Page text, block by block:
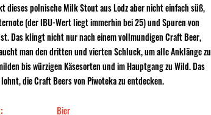
dieses polnische Milk Stout aus Lodz aber nicht einfach süß,
(der IBU-Wert liegt immerhin bei 25) und Spuren von
Das klingt nicht nur nach einem vollmundigen Craft Beer,
man den dritten und vierten Schluck, um alle Anklänge zu
bis würzigen Käsesorten und im Hauptgang zu Wild. Das
die Craft Beers von Piwoteka zu entdecken.
Bier